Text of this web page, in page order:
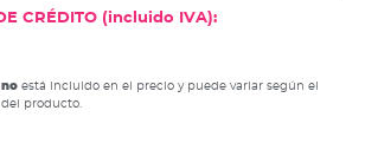
CRÉDITO (incluido IVA):
no está incluido en el precio y puede variar según el
producto.